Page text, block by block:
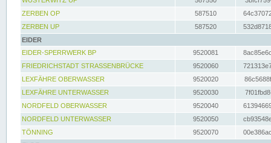
ZERBEN OP
587510
ZERBEN UP
587520
EIDER
EIDER-SPERRWERK BP
9520081
FRIEDRICHSTADT STRASSENBRÜCKE
9520060
LEXFÄHRE OBERWASSER
9520020
LEXFÄHRE UNTERWASSER
9520030
NORDFELD OBERWASSER
9520040
NORDFELD UNTERWASSER
9520050
TÖNNING
9520070